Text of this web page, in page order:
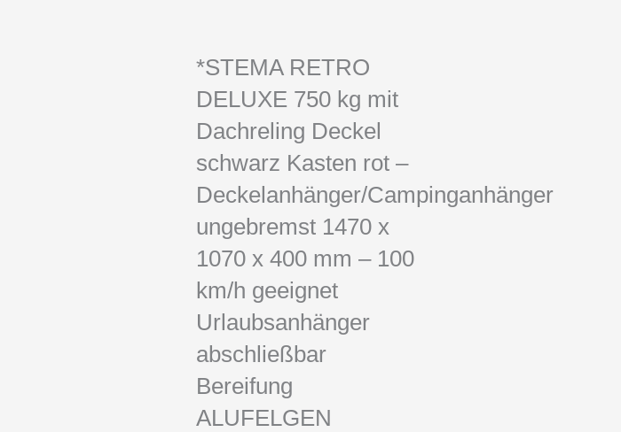
*STEMA RETRO
DELUXE 750 kg mit
Dachreling Deckel
schwarz Kasten rot –
Deckelanhänger/Campinganhänger
ungebremst 1470 x
1070 x 400 mm – 100
km/h geeignet
Urlaubsanhänger
abschließbar
Bereifung
ALUFELGEN